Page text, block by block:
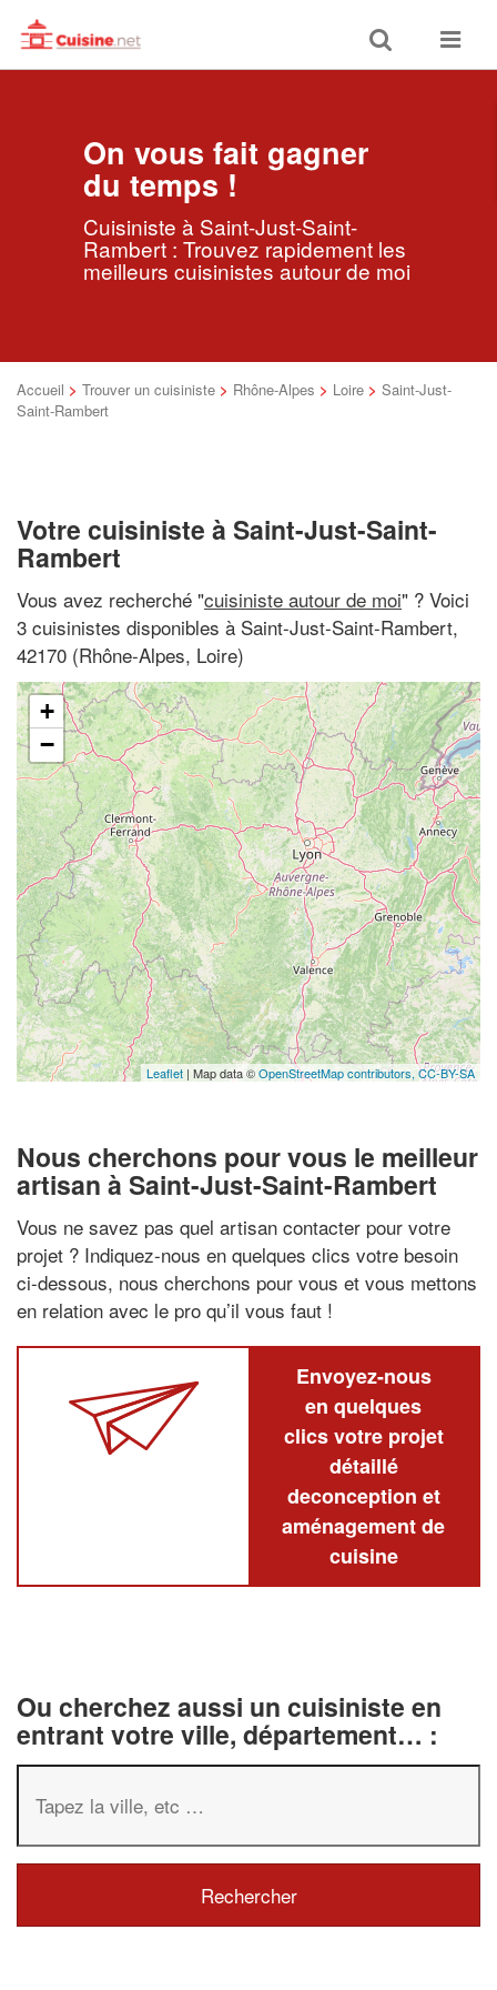
Toggle
search
Toggle
On vous fait gagner
du temps !
Cuisiniste à Saint-Just-Saint-
Rambert : Trouvez rapidement les
meilleurs cuisinistes autour de moi
Accueil > Trouver un cuisiniste > Rhône-Alpes > Loire > Saint-Just-
Saint-Rambert
Votre cuisiniste à Saint-Just-Saint-
Rambert
Vous avez recherché "cuisiniste autour de moi" ? Voici
3 cuisinistes disponibles à Saint-Just-Saint-Rambert,
42170 (Rhône-Alpes, Loire)
+
−
Leaflet | Map data ©OpenStreetMap contributors, CC-BY-SA
Nous cherchons pour vous le meilleur
artisan à Saint-Just-Saint-Rambert
Vous ne savez pas quel artisan contacter pour votre
projet ? Indiquez-nous en quelques clics votre besoin
ci-dessous, nous cherchons pour vous et vous mettons
en relation avec le pro qu’il vous faut !
Envoyez-nous
en quelques
clics votre projet
détaillé
deconception et
aménagement de
cuisine
Ou cherchez aussi un cuisiniste en
entrant votre ville, département… :